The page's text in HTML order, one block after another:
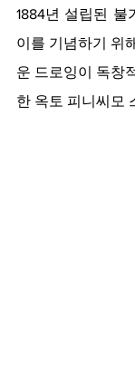
1884년 설립된 불
이를 기념하기 위
운 드로잉이 독창
한 옥토 피니씨모